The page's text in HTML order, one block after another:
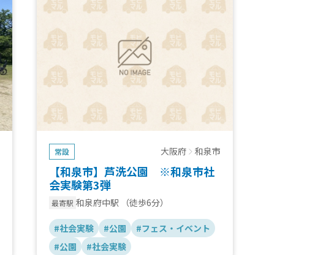
常設 大阪府 和泉市
【和泉市】芦洗公園 ※和泉市社
会実験第3弾
最寄駅 和泉府中駅 （徒歩6分）
#社会実験 #公園
#フェス・イベント
#公園
#社会実験